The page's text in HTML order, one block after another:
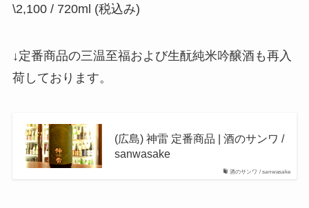
\2,100 / 720ml (税込み)
↓定番商品の三温至福および生酛純米吟醸酒も再入
荷しております。
酒のサンワ / sanwasake
(広島) 神雷 定番商品 | 酒のサンワ /
sanwasake